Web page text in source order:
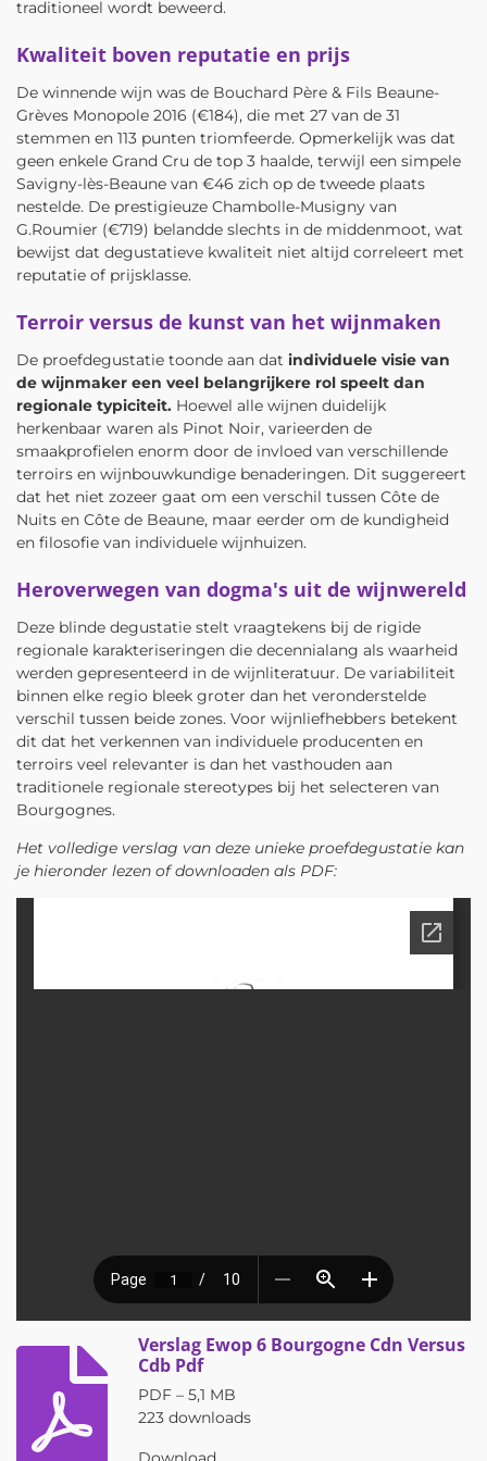
traditioneel wordt beweerd.
Kwaliteit boven reputatie en prijs
De winnende wijn was de Bouchard Père & Fils Beaune-
Grèves Monopole 2016 (€184), die met 27 van de 31
stemmen en 113 punten triomfeerde. Opmerkelijk was dat
geen enkele Grand Cru de top 3 haalde, terwijl een simpele
Savigny-lès-Beaune van €46 zich op de tweede plaats
nestelde. De prestigieuze Chambolle-Musigny van
G.Roumier (€719) belandde slechts in de middenmoot, wat
bewijst dat degustatieve kwaliteit niet altijd correleert met
reputatie of prijsklasse.
Terroir versus de kunst van het wijnmaken
De proefdegustatie toonde aan dat individuele visie van
de wijnmaker een veel belangrijkere rol speelt dan
regionale typiciteit. Hoewel alle wijnen duidelijk
herkenbaar waren als Pinot Noir, varieerden de
smaakprofielen enorm door de invloed van verschillende
terroirs en wijnbouwkundige benaderingen. Dit suggereert
dat het niet zozeer gaat om een verschil tussen Côte de
Nuits en Côte de Beaune, maar eerder om de kundigheid
en filosofie van individuele wijnhuizen.
Heroverwegen van dogma's uit de wijnwereld
Deze blinde degustatie stelt vraagtekens bij de rigide
regionale karakteriseringen die decennialang als waarheid
werden gepresenteerd in de wijnliteratuur. De variabiliteit
binnen elke regio bleek groter dan het veronderstelde
verschil tussen beide zones. Voor wijnliefhebbers betekent
dit dat het verkennen van individuele producenten en
terroirs veel relevanter is dan het vasthouden aan
traditionele regionale stereotypes bij het selecteren van
Bourgognes.
Het volledige verslag van deze unieke proefdegustatie kan
je hieronder lezen of downloaden als PDF:
Verslag Ewop 6 Bourgogne Cdn Versus
Cdb Pdf
PDF – 5,1 MB
223 downloads